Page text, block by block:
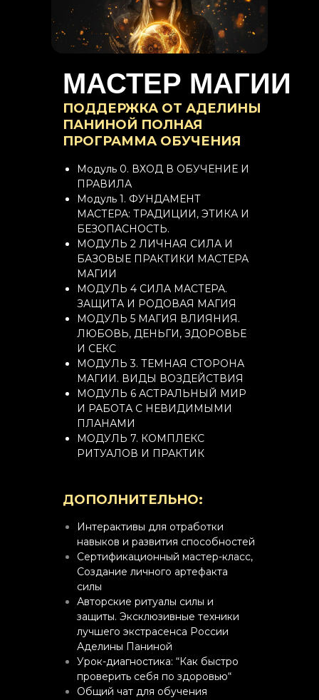
Интерактивы для отработки
навыков и развития способностей
Сертификационный мастер-класс,
Создание личного артефакта
силы
Авторские ритуалы силы и
защиты. Эксклюзивные техники
лучшего экстрасенса России
Аделины Паниной
Урок-диагностика: “Как быстро
проверить себя по здоровью“
Общий чат для обучения
Модуль 0. ВХОД В ОБУЧЕНИЕ И
ПРАВИЛА
Модуль 1. ФУНДАМЕНТ
МАСТЕРА: ТРАДИЦИИ, ЭТИКА И
БЕЗОПАСНОСТЬ.
МОДУЛЬ 2 ЛИЧНАЯ СИЛА И
БАЗОВЫЕ ПРАКТИКИ МАСТЕРА
МАГИИ
МОДУЛЬ 4 СИЛА МАСТЕРА.
ЗАЩИТА И РОДОВАЯ МАГИЯ
МОДУЛЬ 5 МАГИЯ ВЛИЯНИЯ.
ЛЮБОВЬ, ДЕНЬГИ, ЗДОРОВЬЕ
И СЕКС
МОДУЛЬ 3. ТЕМНАЯ СТОРОНА
МАГИИ. ВИДЫ ВОЗДЕЙСТВИЯ
МОДУЛЬ 6 АСТРАЛЬНЫЙ МИР
И РАБОТА С НЕВИДИМЫМИ
ПЛАНАМИ
МОДУЛЬ 7. КОМПЛЕКС
РИТУАЛОВ И ПРАКТИК
ДОПОЛНИТЕЛЬНО:
ПОДДЕРЖКА ОТ АДЕЛИНЫ
ПАНИНОЙ ПОЛНАЯ
ПРОГРАММА ОБУЧЕНИЯ
МАСТЕР МАГИИ